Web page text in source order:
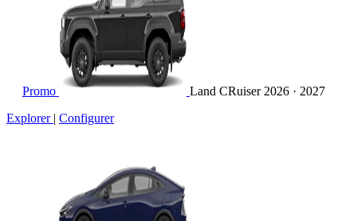
Promo Land CRuiser 2026 · 2027
Explorer | Configurer